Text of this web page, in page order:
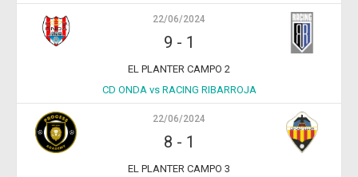
22/06/2024
9 - 1
EL PLANTER CAMPO 2
CD ONDA vs RACING RIBARROJA
22/06/2024
8 - 1
EL PLANTER CAMPO 3